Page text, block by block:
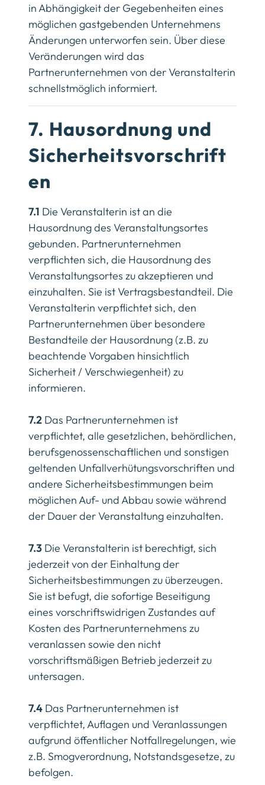
in Abhängigkeit der Gegebenheiten eines
möglichen gastgebenden Unternehmens
Änderungen unterworfen sein. Über diese
Veränderungen wird das
Partnerunternehmen von der Veranstalterin
schnellstmöglich informiert.
7.1 Die Veranstalterin ist an die
Hausordnung des Veranstaltungsortes
gebunden. Partnerunternehmen
verpflichten sich, die Hausordnung des
Veranstaltungsortes zu akzeptieren und
einzuhalten. Sie ist Vertragsbestandteil. Die
Veranstalterin verpflichtet sich, den
Partnerunternehmen über besondere
Bestandteile der Hausordnung (z.B. zu
beachtende Vorgaben hinsichtlich
Sicherheit / Verschwiegenheit) zu
informieren.
7.2 Das Partnerunternehmen ist
verpflichtet, alle gesetzlichen, behördlichen,
berufsgenossenschaftlichen und sonstigen
geltenden Unfallverhütungsvorschriften und
andere Sicherheitsbestimmungen beim
möglichen Auf- und Abbau sowie während
der Dauer der Veranstaltung einzuhalten.
7.3 Die Veranstalterin ist berechtigt, sich
jederzeit von der Einhaltung der
Sicherheitsbestimmungen zu überzeugen.
Sie ist befugt, die sofortige Beseitigung
eines vorschriftswidrigen Zustandes auf
Kosten des Partnerunternehmens zu
veranlassen sowie den nicht
vorschriftsmäßigen Betrieb jederzeit zu
untersagen.
7.4 Das Partnerunternehmen ist
verpflichtet, Auflagen und Veranlassungen
aufgrund öffentlicher Notfallregelungen, wie
z.B. Smogverordnung, Notstandsgesetze, zu
befolgen.
7. Hausordnung und
Sicherheitsvorschrift
en